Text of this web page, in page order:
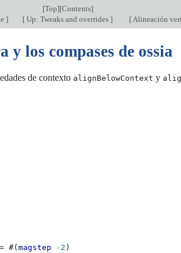
[Top][Contents]
] [ Up: Tweaks and overrides ] [Alineación
los compases de ossia
de contexto alignBelowContext y
= #(magstep -2 )